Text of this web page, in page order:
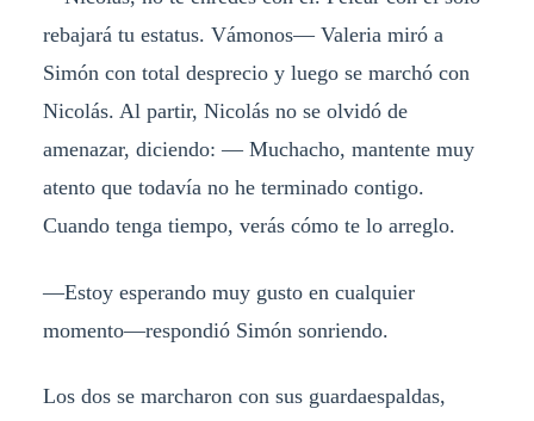
rebajará tu estatus. Vámonos— Valeria miró a
Simón con total desprecio y luego se marchó con
Nicolás. Al partir, Nicolás no se olvidó de
amenazar, diciendo: — Muchacho, mantente muy
atento que todavía no he terminado contigo.
Cuando tenga tiempo, verás cómo te lo arreglo.
—Estoy esperando muy gusto en cualquier
momento—respondió Simón sonriendo.
Los dos se marcharon con sus guardaespaldas,